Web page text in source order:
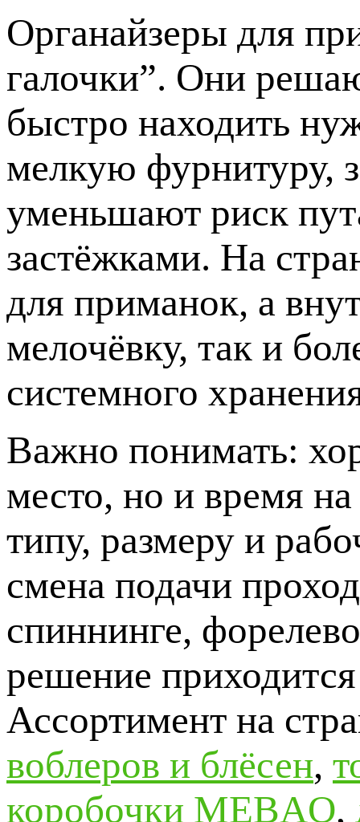
Органайзеры для
галочки”. Они
быстро находить
мелкую фурнитуру,
уменьшают риск
застёжками. На
для приманок, а
мелочёвку, так и
системного
Важно понимать:
место, но и время
типу, размеру и
смена подачи
спиннинге,
решение
Ассортимент на
воблеров и блёсен,
коробочки MEBAO,